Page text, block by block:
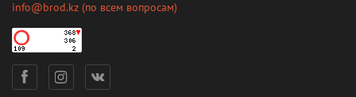
info@brod.kz (по всем вопросам)